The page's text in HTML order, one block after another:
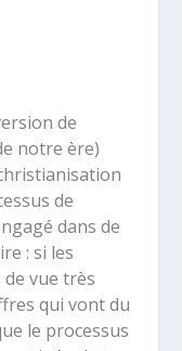
de
notre ère)
de
dans de
: si les
vue très
qui vont du
le processus